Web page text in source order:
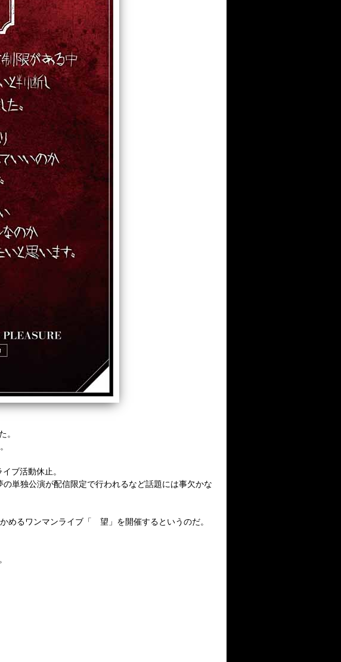
。
イブ活動休止。
の単独公演が配信限定で行われるなど話題には事欠かな
めるワンマンライブ「 望」を開催するというのだ。